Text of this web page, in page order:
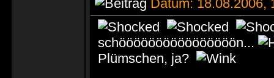
Datum:
schöööööööööööööööön...
Plümschen, ja?